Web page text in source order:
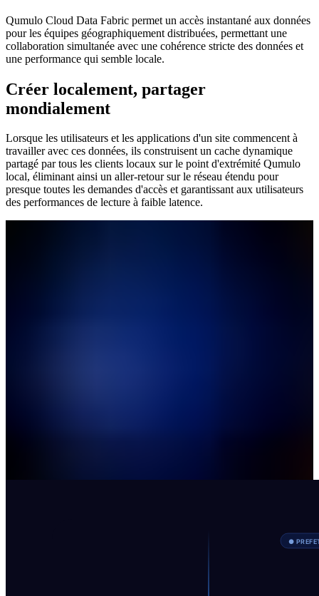
Qumulo Cloud Data Fabric permet un accès instantané aux données
pour les équipes géographiquement distribuées, permettant une
collaboration simultanée avec une cohérence stricte des données et
une performance qui semble locale.
Créer localement, partager
mondialement
Lorsque les utilisateurs et les applications d'un site commencent à
travailler avec ces données, ils construisent un cache dynamique
partagé par tous les clients locaux sur le point d'extrémité Qumulo
local, éliminant ainsi un aller-retour sur le réseau étendu pour
presque toutes les demandes d'accès et garantissant aux utilisateurs
des performances de lecture à faible latence.